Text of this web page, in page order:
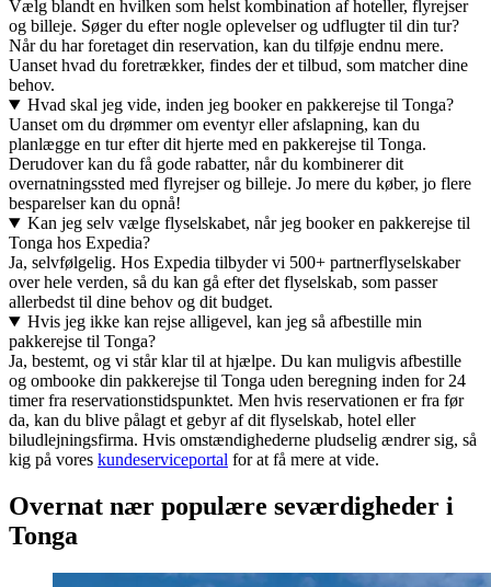
Vælg blandt en hvilken som helst kombination af hoteller, flyrejser
og billeje. Søger du efter nogle oplevelser og udflugter til din tur?
Når du har foretaget din reservation, kan du tilføje endnu mere.
Uanset hvad du foretrækker, findes der et tilbud, som matcher dine
behov.
Hvad skal jeg vide, inden jeg booker en pakkerejse til Tonga?
Uanset om du drømmer om eventyr eller afslapning, kan du
planlægge en tur efter dit hjerte med en pakkerejse til Tonga.
Derudover kan du få gode rabatter, når du kombinerer dit
overnatningssted med flyrejser og billeje. Jo mere du køber, jo flere
besparelser kan du opnå!
Kan jeg selv vælge flyselskabet, når jeg booker en pakkerejse til
Tonga hos Expedia?
Ja, selvfølgelig. Hos Expedia tilbyder vi 500+ partnerflyselskaber
over hele verden, så du kan gå efter det flyselskab, som passer
allerbedst til dine behov og dit budget.
Hvis jeg ikke kan rejse alligevel, kan jeg så afbestille min
pakkerejse til Tonga?
Ja, bestemt, og vi står klar til at hjælpe. Du kan muligvis afbestille
og ombooke din pakkerejse til Tonga uden beregning inden for 24
timer fra reservationstidspunktet. Men hvis reservationen er fra før
da, kan du blive pålagt et gebyr af dit flyselskab, hotel eller
biludlejningsfirma. Hvis omstændighederne pludselig ændrer sig, så
kig på vores kundeserviceportal for at få mere at vide.
Overnat nær populære seværdigheder i
Tonga